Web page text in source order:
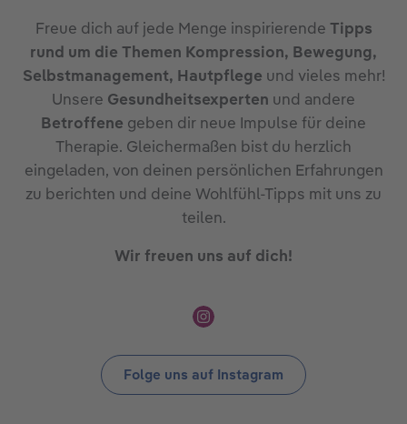
Freue dich auf jede Menge inspirierende Tipps
rund um die Themen Kompression, Bewegung,
Selbstmanagement, Hautpflege und vieles mehr!
Unsere Gesundheitsexperten und andere
Betroffene geben dir neue Impulse für deine
Therapie. Gleichermaßen bist du herzlich
eingeladen, von deinen persönlichen Erfahrungen
zu berichten und deine Wohlfühl-Tipps mit uns zu
teilen.
Wir freuen uns auf dich!
Folge uns auf Instagram